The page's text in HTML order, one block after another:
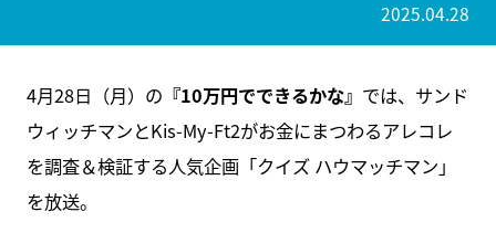
2025.04.28
4月28日（月）の 『10万円でできるかな』 では、サンド
ウィッチマンとKis-My-Ft2がお金にまつわるアレコレ
を調査＆検証する人気企画「クイズ ハウマッチマン」
を放送。